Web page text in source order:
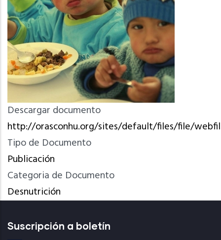
Descargar documento
http://orasconhu.org/sites/default/files/file/
Tipo de Documento
Publicación
Categoria de Documento
Desnutrición
Suscripción a boletín